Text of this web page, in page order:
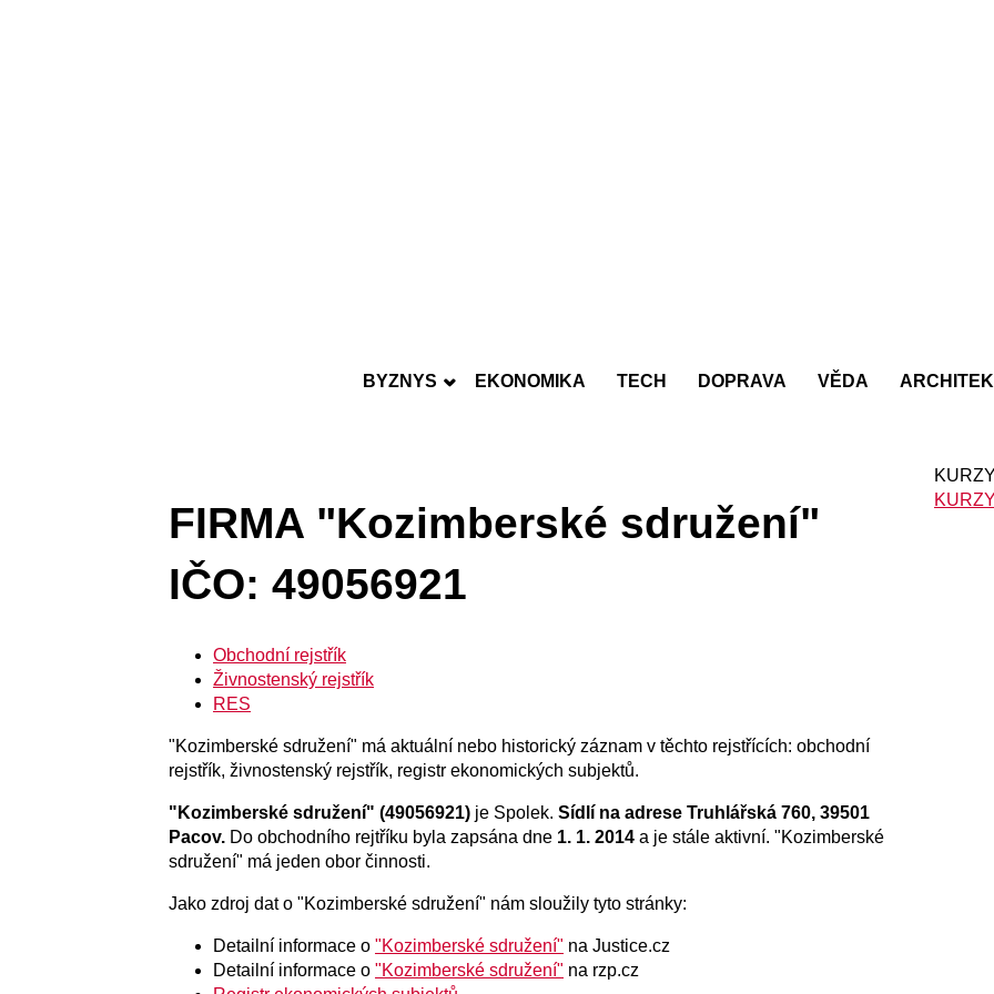
BYZNYS EKONOMIKA TECH DOPRAVA VĚDA
FIRMA "Kozimberské sdružení"
IČO: 49056921
Obchodní rejstřík
Živnostenský rejstřík
RES
"Kozimberské sdružení" má aktuální nebo historický záznam v těchto rejstřících: obchodní
rejstřík, živnostenský rejstřík, registr ekonomických subjektů.
"Kozimberské sdružení" (49056921) je Spolek. Sídlí na adrese Truhlářská 760, 39501
Pacov. Do obchodního rejtříku byla zapsána dne 1. 1. 2014 a je stále aktivní. "Kozimberské
sdružení" má jeden obor činnosti.
Jako zdroj dat o "Kozimberské sdružení" nám sloužily tyto stránky:
Detailní informace o "Kozimberské sdružení" na Justice.cz
Detailní informace o "Kozimberské sdružení" na rzp.cz